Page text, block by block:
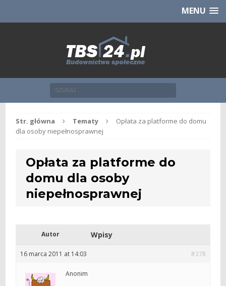
CHCĘ [klik]MENU
Str. główna Tematy
Opłata za platforme do domu
dla osoby niepełnosprawnej
Opłata za platforme do
domu dla osoby
niepełnosprawnej
Autor Wpisy
16 marca 2011 at 14:03 #278
Anonim